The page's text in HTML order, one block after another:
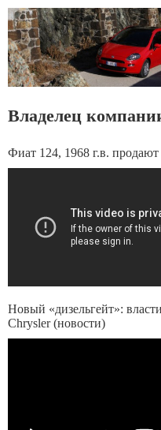
Владелец
Фиат 124, 1968 г.в. продают
Новый «дизельгейт»:
Chrysler (новости)